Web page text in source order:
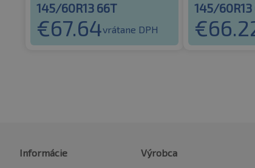
145/60R13 66T
€67.64vrátane DPH
145/60R13
€
Informácie
Výrobca